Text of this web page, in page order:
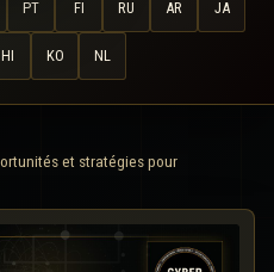
PT FI RU AR JA
HI KO NL
et stratégies pour